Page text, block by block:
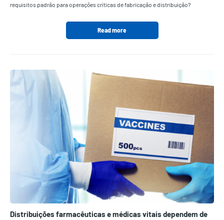
requisitos padrão para operações críticas de fabricação e distribuição?
Read more
Distribuições farmacêuticas e médicas vitais dependem de